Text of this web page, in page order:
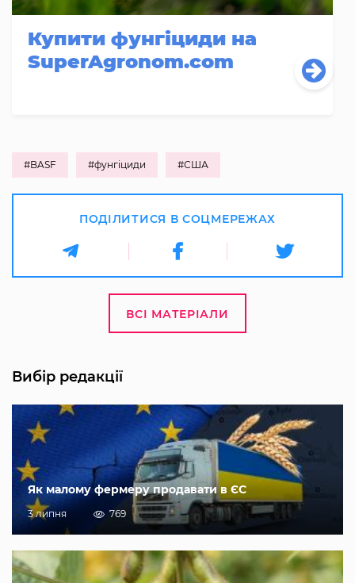
Купити фунгіциди на
SuperAgronom.com
#BASF #фунгіциди #США
ПОДІЛИТИСЯ В СОЦМЕРЕЖАХ
ВСІ МАТЕРІАЛИ
Вибір редакції
Як малому фермеру продавати в ЄС
3 липня 769